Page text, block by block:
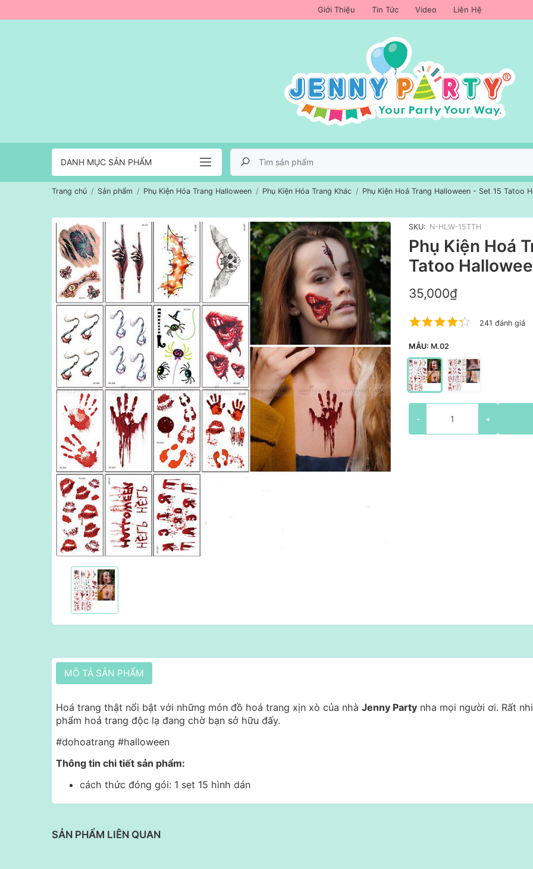
Giới Thiệu Tin Tức Video
Liên Hệ
DANH MỤC SẢN PHẨM
Trang chủ Sản phẩm Phụ Kiện Hóa Trang Halloween Phụ Kiện Hóa Trang Khác Phụ Kiện Hoá Trang Halloween - Set 15 Tatoo
SKU: N-HLW-15TTH
Phụ Kiện Hoá
Tatoo
35,000₫
241 đánh giá
MẪU: M.02
- +
MÔ TẢ SẢN PHẨM
Hoá trang thật nổi bật với những món đồ hoá trang xịn xò của nhà Jenny Party nha mọi người ơi. Rất
phẩm hoá trang độc lạ đang chờ bạn sở hữu đấy.
#dohoatrang #halloween
Thông tin chi tiết sản phẩm:
cách thức đóng gói: 1 set 15 hình dán
SẢN PHẨM LIÊN QUAN